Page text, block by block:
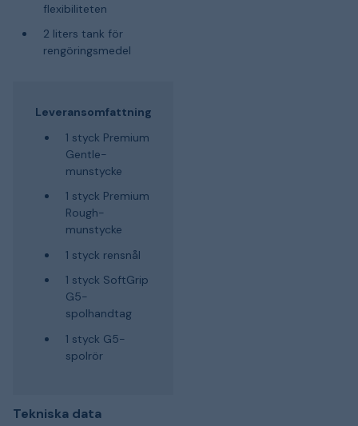
flexibiliteten
2 liters tank för
rengöringsmedel
Leveransomfattning
1 styck Premium
Gentle-
munstycke
1 styck Premium
Rough-
munstycke
1 styck rensnål
1 styck SoftGrip
G5-
spolhandtag
1 styck G5-
spolrör
Tekniska data